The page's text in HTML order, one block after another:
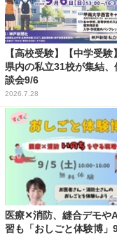
【高校受験】【中学受験
県内の私立31校が集結、
談会9/6
2026.7.28
医療✕消防、縫合デモや
習も「おしごと体験博」